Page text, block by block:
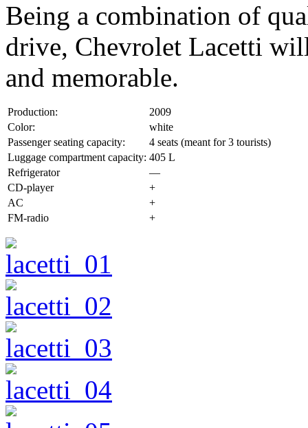
Being a combination of
drive, Chevrolet Lacetti
and memorable.
Production:
2009
Color:
white
Passenger seating capacity:
4 seats (meant for 3 tourists)
Luggage compartment capacity: 405 L
Refrigerator
—
CD-player
+
AC
+
FM-radio
+